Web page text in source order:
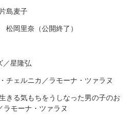
島麦子
岡里奈（公開終了）
星隆弘
ェルニカ／ラモーナ・ツァラヌ
きる気もちをうしなった男の子のお
モーナ・ツァラヌ